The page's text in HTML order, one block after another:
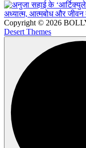
Copyright © 2026
Desert Themes